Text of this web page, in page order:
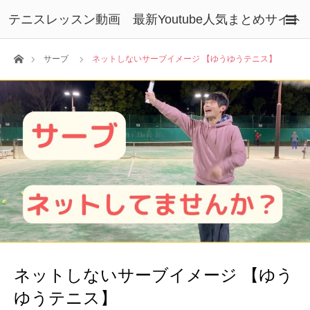
テニスレッスン動画 最新Youtube人気まとめサイト
ホームサーブ ネットしないサーブイメージ 【ゆうゆうテニス】
ネットしないサーブイメージ 【ゆう
ゆうテニス】